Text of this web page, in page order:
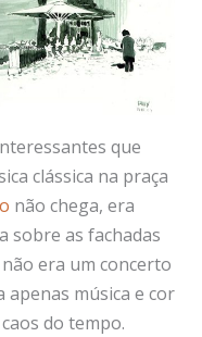
que
clássica na praça
não chega, era
sobre as fachadas
era um concerto
música e cor
do tempo.